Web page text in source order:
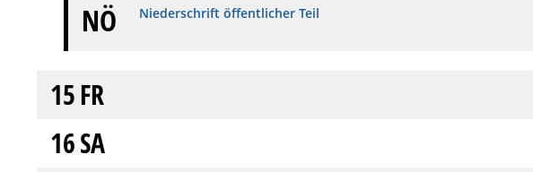
NÖ Niederschrift öffentlicher Teil
15FR
16SA